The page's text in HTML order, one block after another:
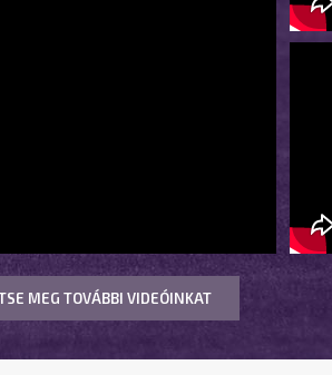
MEG TOVÁBBI VIDEÓINKAT